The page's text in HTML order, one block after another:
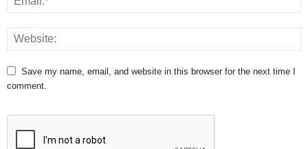
Save my name, email, and website in this browser for the next time I
comment.